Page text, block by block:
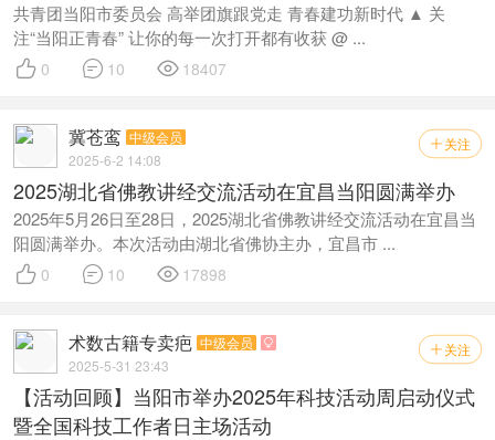
共青团当阳市委员会 高举团旗跟党走 青春建功新时代 ▲ 关
注“当阳正青春” 让你的每一次打开都有收获 @ ...
 0  10  18407
 关注
冀苍鸾 中级会员
2025-6-2 14:08
2025湖北省佛教讲经交流活动在宜昌当阳圆满举办
2025年5月26日至28日，2025湖北省佛教讲经交流活动在宜昌当
阳圆满举办。本次活动由湖北省佛协主办，宜昌市 ...
 0  10  17898
 关注
术数古籍专卖疤 中级会员 
2025-5-31 23:43
【活动回顾】当阳市举办2025年科技活动周启动仪式
暨全国科技工作者日主场活动